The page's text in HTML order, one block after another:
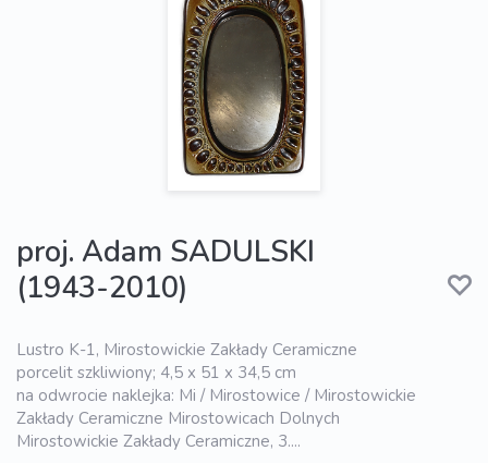
proj. Adam SADULSKI
(1943-2010)
Lustro K-1, Mirostowickie Zakłady Ceramiczne
porcelit szkliwiony; 4,5 x 51 x 34,5 cm
na odwrocie naklejka: Mi / Mirostowice / Mirostowickie
Zakłady Ceramiczne Mirostowicach Dolnych
Mirostowickie Zakłady Ceramiczne, 3....